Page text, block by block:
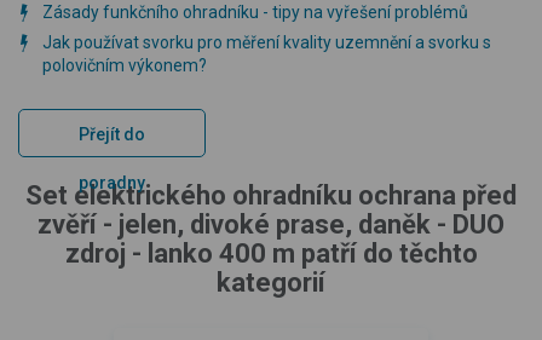
Zásady funkčního ohradníku - tipy na vyřešení problémů
Jak používat svorku pro měření kvality uzemnění a svorku s
polovičním výkonem?
Přejít do
poradny
Set elektrického ohradníku ochrana před
zvěří - jelen, divoké prase, daněk - DUO
zdroj - lanko 400 m patří do těchto
kategorií